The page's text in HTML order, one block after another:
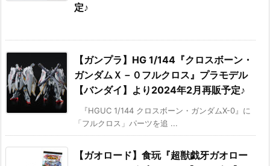
定♪
【ガンプラ】HG 1/144『クロスボーン・
ガンダムＸ－０フルクロス』プラモデル
【バンダイ】より2024年2月再販予定♪
『HGUC 1/144 クロスボーン・ガンダムX-0』に
「フルクロス」パーツを追 ...
【ガオロード】食玩『超獣戯牙ガオロー